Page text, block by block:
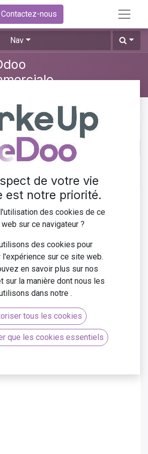
Contactez-nous
Nav
ventes
des ventes s'articule autour d'une
offrant une variété de
aux besoins spécifiques. Cette
utilisateurs de façonner leur
de ventes de manière adaptative,
des ventes en une expérience
des ventes​
une vue graphique est affichée par
de bord.Odoo vous propose
de votre vie
est notre priorité.
des cookies de ce
sur ce navigateur ?
des cookies pour
l'expérience sur ce site web.
en savoir plus sur nos
sur la manière dont nous les
dans notre .
tous les cookies
que les cookies essentiels